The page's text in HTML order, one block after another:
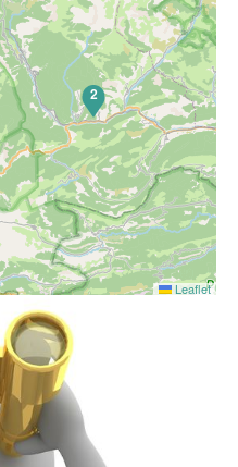
Colmars
2
Leaflet